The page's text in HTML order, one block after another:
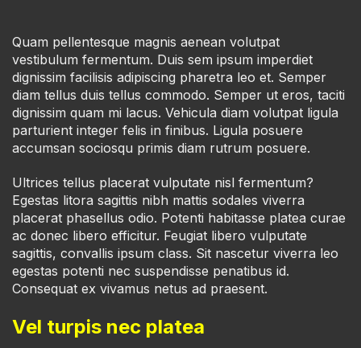
Quam pellentesque magnis aenean volutpat
vestibulum fermentum. Duis sem ipsum imperdiet
dignissim facilisis adipiscing pharetra leo et. Semper
diam tellus duis tellus commodo. Semper ut eros, taciti
dignissim quam mi lacus. Vehicula diam volutpat ligula
parturient integer felis in finibus. Ligula posuere
accumsan sociosqu primis diam rutrum posuere.
Ultrices tellus placerat vulputate nisl fermentum?
Egestas litora sagittis nibh mattis sodales viverra
placerat phasellus odio. Potenti habitasse platea curae
ac donec libero efficitur. Feugiat libero vulputate
sagittis, convallis ipsum class. Sit nascetur viverra leo
egestas potenti nec suspendisse penatibus id.
Consequat ex vivamus netus ad praesent.
Vel turpis nec platea